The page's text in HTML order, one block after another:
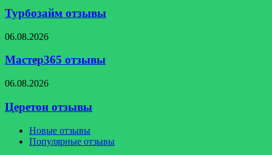
Турбозайм отзывы
Мастер365
06.08.2026
Мастер365 отзывы
Церетон
06.08.2026
Церетон отзывы
Новые отзывы
Популярные отзывы